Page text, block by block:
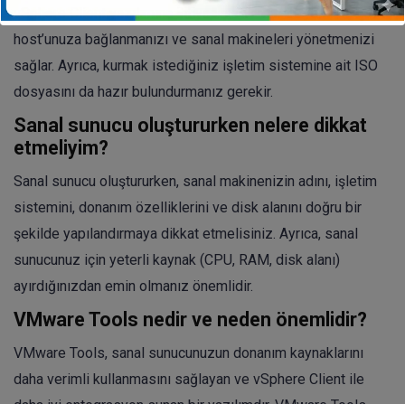
vSphere Client yazılımına ihtiyacınız vardır. Bu yazılım, ESXi
host’unuza bağlanmanızı ve sanal makineleri yönetmenizi
sağlar. Ayrıca, kurmak istediğiniz işletim sistemine ait ISO
dosyasını da hazır bulundurmanız gerekir.
Sanal sunucu oluştururken nelere dikkat
etmeliyim?
Sanal sunucu oluştururken, sanal makinenizin adını, işletim
sistemini, donanım özelliklerini ve disk alanını doğru bir
şekilde yapılandırmaya dikkat etmelisiniz. Ayrıca, sanal
sunucunuz için yeterli kaynak (CPU, RAM, disk alanı)
ayırdığınızdan emin olmanız önemlidir.
VMware Tools nedir ve neden önemlidir?
VMware Tools, sanal sunucunuzun donanım kaynaklarını
daha verimli kullanmasını sağlayan ve vSphere Client ile